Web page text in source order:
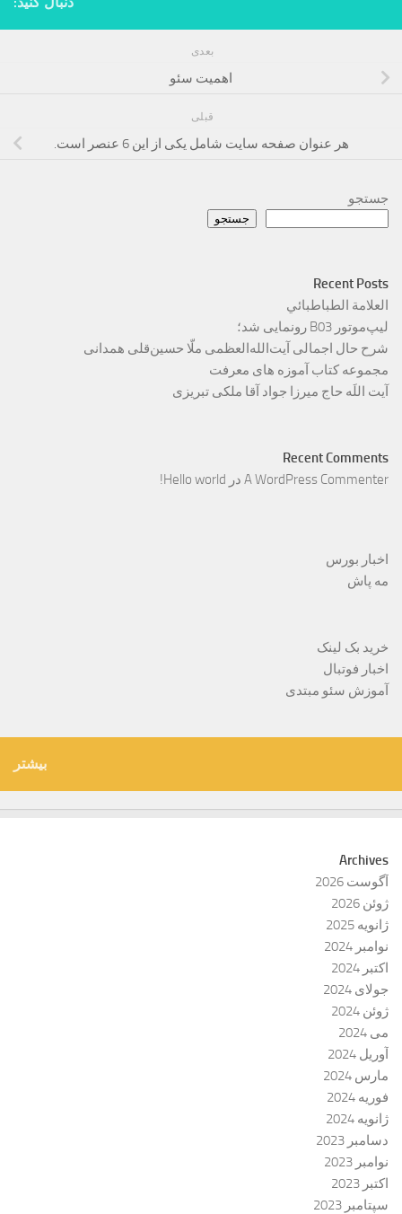
بعدی
اهمیت سئو
قبلی
هر عنوان صفحه سایت شامل یکی از این 6 عنصر است.
جستجو
جستجو
Recent Posts
العلامة الطباطبائي
لیپ‌موتور B03 رونمایی شد؛
شرح حال اجمالی آیت‌الله‌العظمی ملّا حسین‌قلی همدانی
مجموعه کتاب آموزه های معرفت
آیت اللَه حاج میرزا جواد آقا ملکی تبریزی
Recent Comments
A WordPress Commenter در Hello world!
اخبار بورس
مه پاش
خرید بک لینک
اخبار فوتبال
آموزش سئو مبتدی
بیشتر
Archives
آگوست 2026
ژوئن 2026
ژانویه 2025
نوامبر 2024
اکتبر 2024
جولای 2024
ژوئن 2024
می 2024
آوریل 2024
مارس 2024
فوریه 2024
ژانویه 2024
دسامبر 2023
نوامبر 2023
اکتبر 2023
سپتامبر 2023